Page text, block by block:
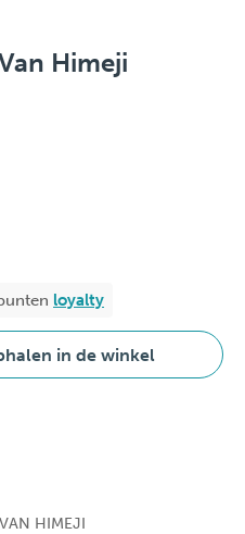
Himeji
loyalty
in de winkel
HIMEJI